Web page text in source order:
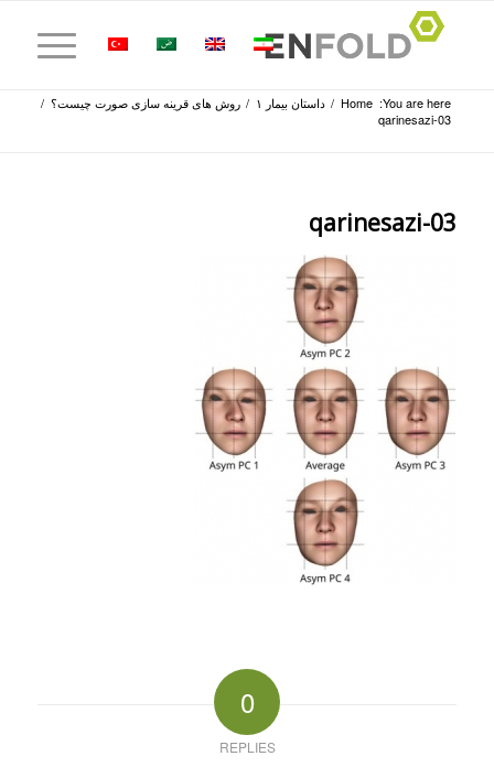
You are here:
Home
/ داستان بیمار ۱ / روش‌ های قرینه‌ سازی صورت چیست؟ /
qarinesazi-03
qarinesazi-03
0
REPLIES